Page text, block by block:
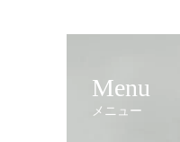
Menu
メニュー